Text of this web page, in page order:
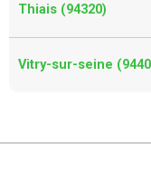
Thiais (94320)
Vitry-sur-seine